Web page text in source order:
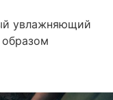
увлажняющий